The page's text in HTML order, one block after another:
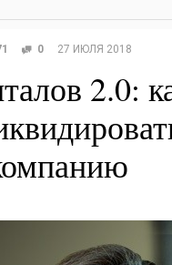
0 27 ИЮЛЯ 2018
2.0: